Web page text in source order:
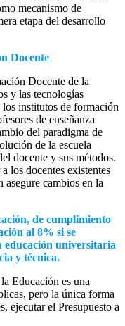
mecanismo de
etapa del desarrollo
Docente
Docente de la
y las tecnologías
los institutos de formación
de enseñanza
del paradigma de
de la escuela
docente y sus métodos.
los docentes existentes
asegure cambios en la
de cumplimiento
al 8% si se
educación universitaria
y técnica.
Educación es una
pero la única forma
ejecutar el Presupuesto a